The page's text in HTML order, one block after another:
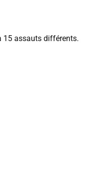
15 assauts différents.